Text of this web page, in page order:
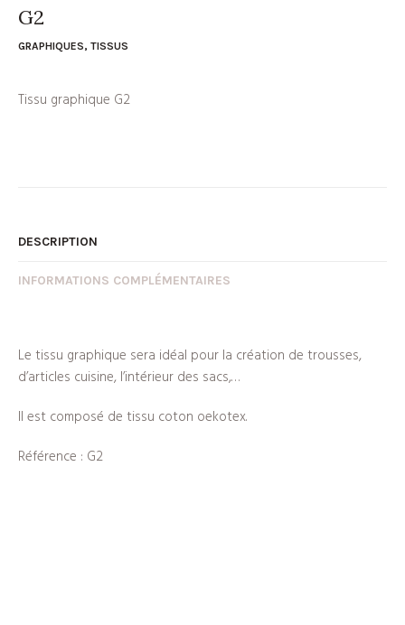
G2
GRAPHIQUES, TISSUS
Tissu graphique G2
DESCRIPTION
INFORMATIONS COMPLÉMENTAIRES
Le tissu graphique sera idéal pour la création de trousses,
d’articles cuisine, l’intérieur des sacs,…
Il est composé de tissu coton oekotex.
Référence : G2